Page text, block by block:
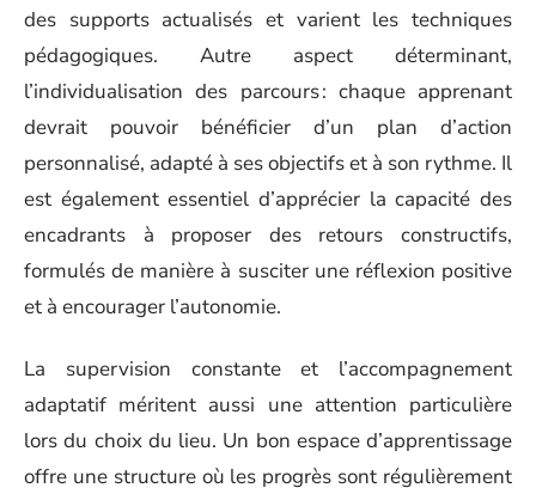
des supports actualisés et varient les techniques
pédagogiques. Autre aspect déterminant,
l’individualisation des parcours : chaque apprenant
devrait pouvoir bénéficier d’un plan d’action
personnalisé, adapté à ses objectifs et à son rythme. Il
est également essentiel d’apprécier la capacité des
encadrants à proposer des retours constructifs,
formulés de manière à susciter une réflexion positive
et à encourager l’autonomie.
La supervision constante et l’accompagnement
adaptatif méritent aussi une attention particulière
lors du choix du lieu. Un bon espace d’apprentissage
offre une structure où les progrès sont régulièrement